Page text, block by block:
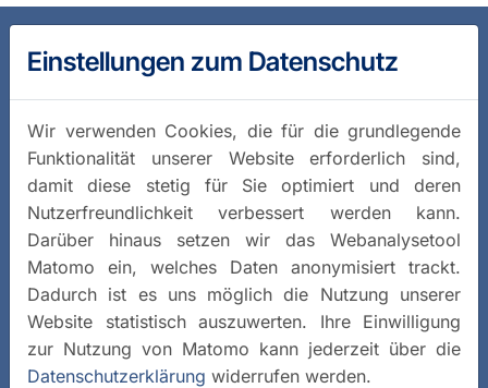
Einstellungen zum Datenschutz
Wir verwenden Cookies, die für die grundlegende
Funktionalität unserer Website erforderlich sind,
damit diese stetig für Sie optimiert und deren
Nutzerfreundlichkeit verbessert werden kann.
Darüber hinaus setzen wir das Webanalysetool
Matomo ein, welches Daten anonymisiert trackt.
Dadurch ist es uns möglich die Nutzung unserer
Website statistisch auszuwerten. Ihre Einwilligung
zur Nutzung von Matomo kann jederzeit über die
Datenschutzerklärung widerrufen werden.